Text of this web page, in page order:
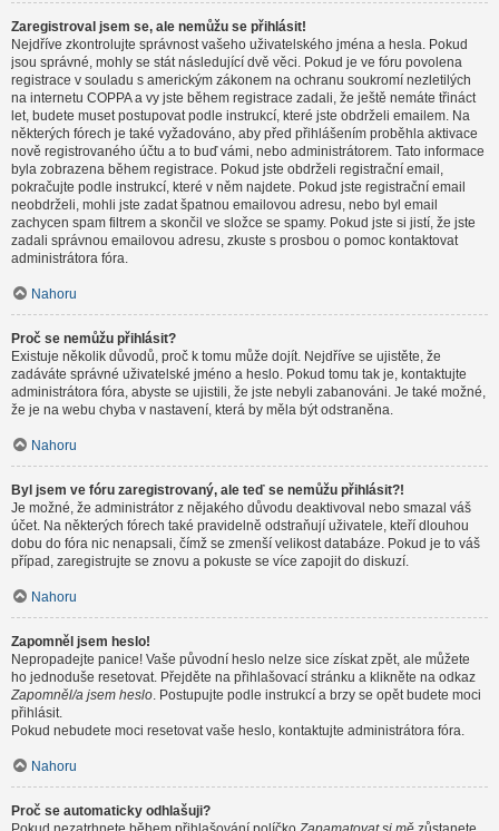
Zaregistroval jsem se, ale nemůžu se přihlásit!
Nejdříve zkontrolujte správnost vašeho uživatelského jména a hesla. Pokud
jsou správné, mohly se stát následující dvě věci. Pokud je ve fóru povolena
registrace v souladu s americkým zákonem na ochranu soukromí nezletilých
na internetu COPPA a vy jste během registrace zadali, že ještě nemáte třináct
let, budete muset postupovat podle instrukcí, které jste obdrželi emailem. Na
některých fórech je také vyžadováno, aby před přihlášením proběhla aktivace
nově registrovaného účtu a to buď vámi, nebo administrátorem. Tato informace
byla zobrazena během registrace. Pokud jste obdrželi registrační email,
pokračujte podle instrukcí, které v něm najdete. Pokud jste registrační email
neobdrželi, mohli jste zadat špatnou emailovou adresu, nebo byl email
zachycen spam filtrem a skončil ve složce se spamy. Pokud jste si jistí, že jste
zadali správnou emailovou adresu, zkuste s prosbou o pomoc kontaktovat
administrátora fóra.
Nahoru
Proč se nemůžu přihlásit?
Existuje několik důvodů, proč k tomu může dojít. Nejdříve se ujistěte, že
zadáváte správné uživatelské jméno a heslo. Pokud tomu tak je, kontaktujte
administrátora fóra, abyste se ujistili, že jste nebyli zabanováni. Je také možné,
že je na webu chyba v nastavení, která by měla být odstraněna.
Nahoru
Byl jsem ve fóru zaregistrovaný, ale teď se nemůžu přihlásit?!
Je možné, že administrátor z nějakého důvodu deaktivoval nebo smazal váš
účet. Na některých fórech také pravidelně odstraňují uživatele, kteří dlouhou
dobu do fóra nic nenapsali, čímž se zmenší velikost databáze. Pokud je to váš
případ, zaregistrujte se znovu a pokuste se více zapojit do diskuzí.
Nahoru
Zapomněl jsem heslo!
Nepropadejte panice! Vaše původní heslo nelze sice získat zpět, ale můžete
ho jednoduše resetovat. Přejděte na přihlašovací stránku a klikněte na odkaz
Zapomněl/a jsem heslo. Postupujte podle instrukcí a brzy se opět budete moci
přihlásit.
Pokud nebudete moci resetovat vaše heslo, kontaktujte administrátora fóra.
Nahoru
Proč se automaticky odhlašuji?